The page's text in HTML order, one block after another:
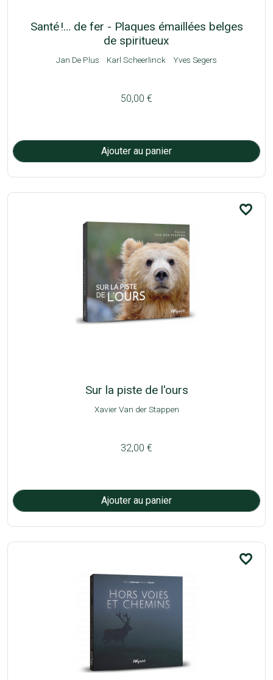
Santé !… de fer - Plaques émaillées belges
de spiritueux
Jan De Plus Karl Scheerlinck Yves Segers
50,00 €
favorite_border
Sur la piste de l'ours
Xavier Van der Stappen
32,00 €
favorite_border